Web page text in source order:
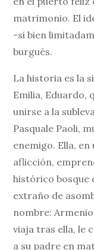
matrimonio. El
-si bien
burgués.
La historia es la
Emilia, Eduardo,
unirse a la
Pasquale Paoli,
enemigo. Ella,
aflicción,
histórico bosque
extraño de
nombre:
viaja tras ella, le
a su padre en